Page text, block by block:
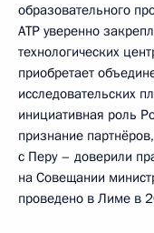
образовательного
АТР уверенно
технологических
приобретает
исследовательских
инициативная роль
признание
с Перу – доверили
на Совещании
проведено в Лиме в